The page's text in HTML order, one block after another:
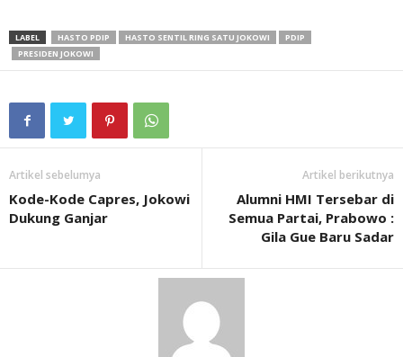
LABEL HASTO PDIP HASTO SENTIL RING SATU JOKOWI
PDIP
PRESIDEN JOKOWI
Artikel sebelumya
Kode-Kode Capres, Jokowi
Dukung Ganjar
Artikel berikutnya
Alumni HMI Tersebar di
Semua Partai, Prabowo :
Gila Gue Baru Sadar